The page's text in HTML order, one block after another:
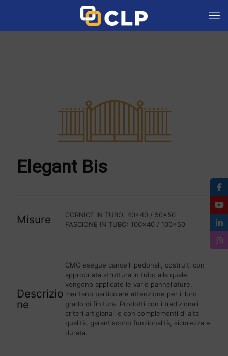
Elegant Bis
Misure
CORNICE IN TUBO: 40x40 / 50x50
FASCIONE IN TUBO: 100x40 / 100x50
Descrizio
ne
CMC esegue cancelli pedonali, costruiti con
appropriata struttura in tubo alla quale
vengono applicate le varie pannellature,
meritano particolare attenzione per il loro
grado di finitura. Prodotti con i tradizionali
criteri artigianali e con complementi di alta
qualità, garantiscono funzionalità, sicurezza e
durata.